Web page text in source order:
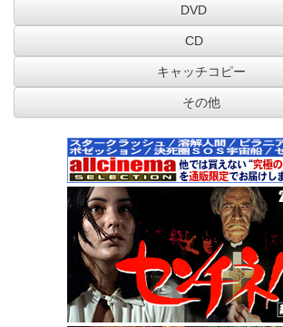
DVD
CD
キャッチコピー
その他